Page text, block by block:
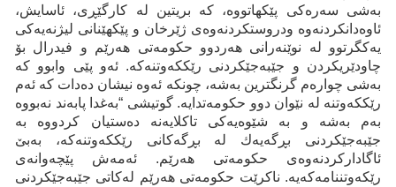
بەشی سەرەکی پێکهاتووە، کە بریتین لە کارگێڕی، ئاسایش،
ئاوەدانکردنەوە ودروستكردنەوەی ژێرخان و پێکهێنانی لیژنەیەکی
یەکگرتوو لە نوێنەرانی هەردوو حکومەتی هەرێم و فیدرال بۆ
چاودێریکردن و جێبەجێکردنی رێککەوتنەکە. ئەو پێی وابوو کە
بەشی چوارەم گرنگترین بەشە، چونکە ئەوە نیشان دەدات کە ئەم
رێککەوتنە لە نێوان دوو حکومەتدایە. گوتیشی “بەغدا پابەند نەبووە
بەم بەشە و بە شێوەیەکی تاکلایەنە دەستیان کردووە بە
جێبەجێکردنی بڕگەیەك لە بڕگەكانی رێککەوتنەکە، بەبێ
ئاگادارکردنەوەی حکومەتی هەرێم. ئەمەش پێچەوانەی
رێکەوتننامەکەیە. ناکرێت حکومەتی هەرێم لەکاتی جێبەجێکردنی